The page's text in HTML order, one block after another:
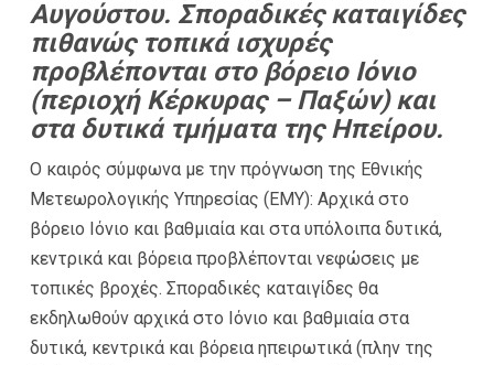
Αυγούστου. Σποραδικές καταιγίδες
πιθανώς τοπικά ισχυρές
προβλέπονται στο βόρειο Ιόνιο
(περιοχή Κέρκυρας – Παξών) και
στα δυτικά τμήματα της Ηπείρου.
Ο καιρός σύμφωνα με την πρόγνωση της Εθνικής
Μετεωρολογικής Υπηρεσίας (ΕΜΥ): Αρχικά στο
βόρειο Ιόνιο και βαθμιαία και στα υπόλοιπα δυτικά,
κεντρικά και βόρεια προβλέπονται νεφώσεις με
τοπικές βροχές. Σποραδικές καταιγίδες θα
εκδηλωθούν αρχικά στο Ιόνιο και βαθμιαία στα
δυτικά, κεντρικά και βόρεια ηπειρωτικά (πλην της